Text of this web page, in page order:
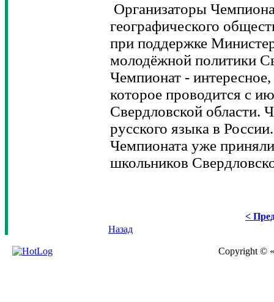
Организаторы
географического
при поддержке
молодёжной политики
Чемпионат -
которое проводится с
Свердловской области.
русского языка в
Чемпионата уже
школьников
<
Назад
Copyright ©